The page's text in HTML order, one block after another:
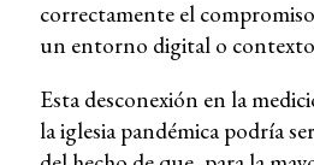
correctamente el
un entorno digital o contexto
Esta desconexión en la
la iglesia pandémica podría